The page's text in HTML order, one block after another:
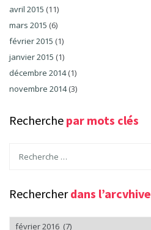
avril 2015 (11)
mars 2015 (6)
février 2015 (1)
janvier 2015 (1)
décembre 2014(1)
novembre 2014(3)
Recherche par mots clés
Rechercherdans l’arcvhive
Rechercher